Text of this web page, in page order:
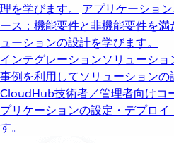
理を学びます。
アプリケーショ
ース：機能要件と非機能要件を
ューションの設計を学びます。
インテグレーションソリューショ
事例を利用してソリューションの
CloudHub技術者／管理者向けコ
プリケーションの設定・デプロ
す。